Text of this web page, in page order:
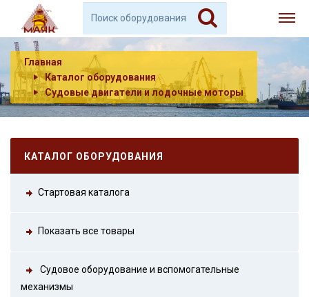
Главная
Каталог оборудования
Судовые двигатели и лодочные моторы
КАТАЛОГ ОБОРУДОВАНИЯ
Стартовая каталога
Показать все товары
Судовое оборудование и вспомогательные
механизмы